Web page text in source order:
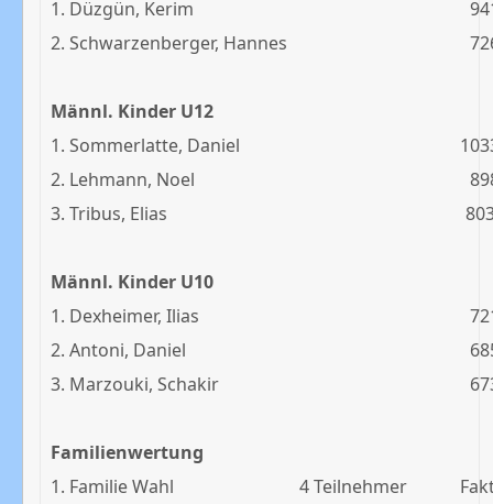
1. Düzgün, Kerim
2. Schwarzenberger, Hannes
Männl. Kinder U12
1. Sommerlatte, Daniel
2. Lehmann, Noel
3. Tribus, Elias
Männl. Kinder U10
1. Dexheimer, Ilias
2. Antoni, Daniel
3. Marzouki, Schakir
Familienwertung
1. Familie Wahl
4 Teilnehmer